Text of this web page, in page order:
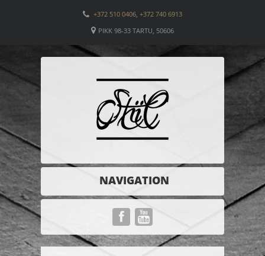
+372 510 0406, +372 740 6913
PIKK 98-33 TARTU, 50606
NAVIGATION